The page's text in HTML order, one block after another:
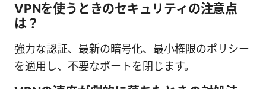
VPNを使うときのセキュリティの注意点
は？
強力な認証、最新の暗号化、最小権限のポリシー
を適用し、不要なポートを閉じます。